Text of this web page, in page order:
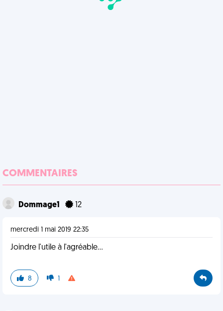
COMMENTAIRES
Dommage1 12
mercredi 1 mai 2019 22:35
Joindre l'utile à l'agréable...
8 1